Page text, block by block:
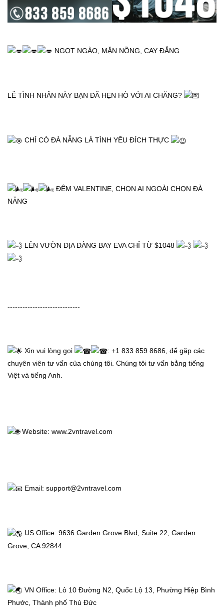
Chủ
Vé
Thị
Việt
Dịch
NGỌT NGÀO, MẶN NỒNG, CAY ĐẮNG
LỄ TÌNH NHÂN NÀY BẠN ĐÃ HẸN HÒ VỚI AI CHĂNG?
CHỈ CÓ ĐÀ NẴNG LÀ TÌNH YÊU ĐÍCH THỰC
ĐÊM VALENTINE, CHỌN AI NGOÀI CHỌN ĐÀ
NẴNG
LÊN VƯỜN ĐỊA ĐÀNG BAY EVA CHỈ TỪ $1048
-----------------------------
Xin vui lòng gọi
: +1 833 859 8686, để gặp các
chuyên viên tư vấn của chúng tôi. Chúng tôi tư vấn bằng tiếng
Việt và tiếng Anh.
Website: www.2vntravel.com
Email: support@2vntravel.com
US Office: 9636 Garden Grove Blvd, Suite 22, Garden
Grove, CA 92844
VN Office: Lô 10 Đường N2, Quốc Lộ 13, Phường Hiệp Bình
Phước, Thành phố Thủ Đức